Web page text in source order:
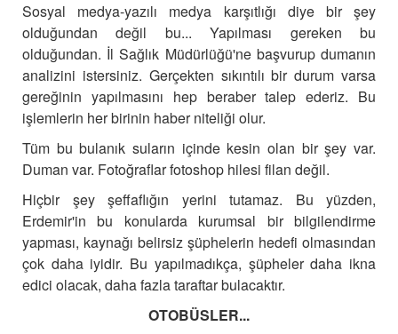
Sosyal medya-yazılı medya karşıtlığı diye bir şey
olduğundan değil bu... Yapılması gereken bu
olduğundan. İl Sağlık Müdürlüğü'ne başvurup dumanın
analizini istersiniz. Gerçekten sıkıntılı bir durum varsa
gereğinin yapılmasını hep beraber talep ederiz. Bu
işlemlerin her birinin haber niteliği olur.
Tüm bu bulanık suların içinde kesin olan bir şey var.
Duman var. Fotoğraflar fotoshop hilesi filan değil.
Hiçbir şey şeffaflığın yerini tutamaz.
Bu yüzden,
Erdemir'in bu konularda kurumsal bir bilgilendirme
yapması, kaynağı belirsiz şüphelerin hedefi olmasından
çok daha iyidir. Bu yapılmadıkça, şüpheler daha ikna
edici olacak, daha fazla taraftar bulacaktır.
OTOBÜSLER...